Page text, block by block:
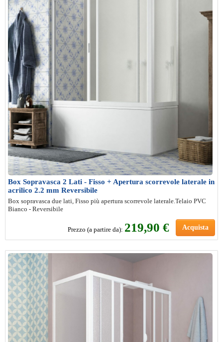
Box Sopravasca 2 Lati - Fisso + Apertura scorrevole laterale in
acrilico 2.2 mm Reversibile
Box sopravasca due lati, Fisso più apertura scorrevole laterale.Telaio PVC
Bianco - Reversibile
Prezzo (a partire da): 219,90 € Acquista